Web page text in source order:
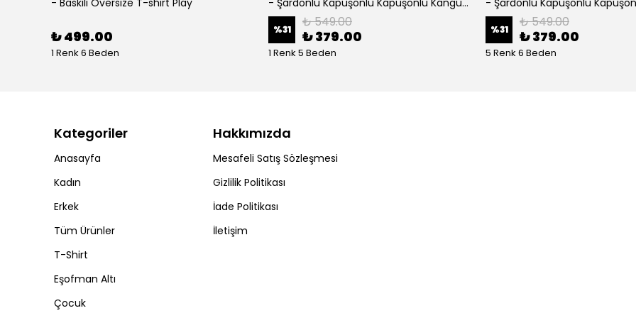
- Baskılı Oversize T-shirt Play
₺ 499.00
1 Renk 6 Beden
- Şardonlu Kapüşonlu Kapüşonlu Kanguru Cep Oversize Lastik Paça Sweatshirt Takimi
%31 ₺ 549.00
₺ 379.00
1 Renk 5 Beden
%31 ₺ 549.00
₺ 379.00
5 Renk 6 Beden
Kategoriler
Anasayfa
Kadın
Erkek
Tüm Ürünler
T-Shirt
Eşofman Altı
Çocuk
Hakkımızda
Mesafeli Satış Sözleşmesi
Gizlilik Politikası
İade Politikası
İletişim